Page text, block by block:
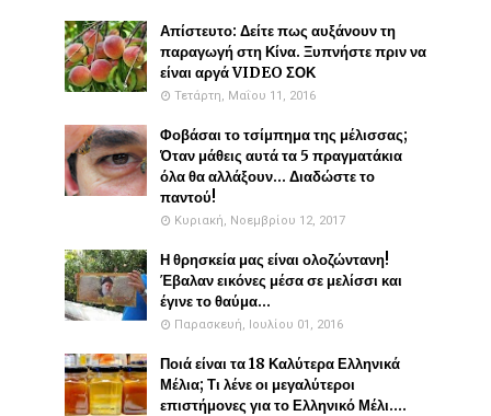
Απίστευτο: Δείτε πως αυξάνουν τη
παραγωγή στη Κίνα. Ξυπνήστε πριν να
είναι αργά VIDEO ΣΟΚ
Τετάρτη, Μαΐου 11, 2016
Φοβάσαι το τσίμπημα της μέλισσας;
Όταν μάθεις αυτά τα 5 πραγματάκια
όλα θα αλλάξουν... Διαδώστε το
παντού!
Κυριακή, Νοεμβρίου 12, 2017
Η θρησκεία μας είναι ολοζώντανη!
Έβαλαν εικόνες μέσα σε μελίσσι και
έγινε το θαύμα...
Παρασκευή, Ιουλίου 01, 2016
Ποιά είναι τα 18 Καλύτερα Ελληνικά
Μέλια; Τι λένε οι μεγαλύτεροι
επιστήμονες για το Ελληνικό Μέλι....